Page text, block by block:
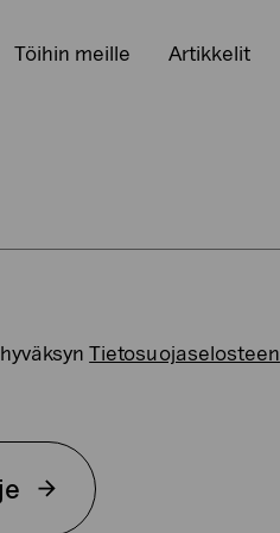
Töihin meille Artikkelit
Tietosuojaselosteen